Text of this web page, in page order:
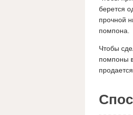
берется
прочной
помпона.
Чтобы
помпоны